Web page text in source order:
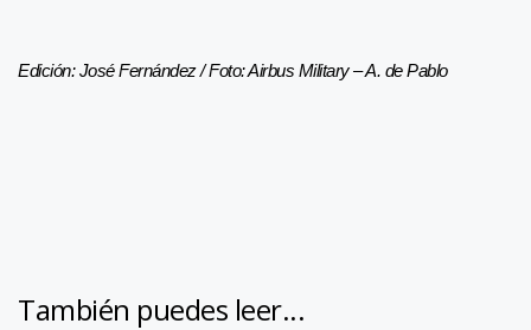
Edición: José Fernández / Foto: Airbus Military – A. de Pablo
También puedes leer...